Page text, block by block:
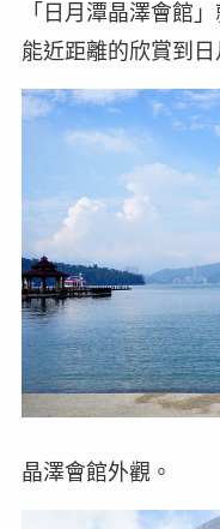
「日月潭晶澤會館
能近距離的欣賞到日
晶澤會館外觀。